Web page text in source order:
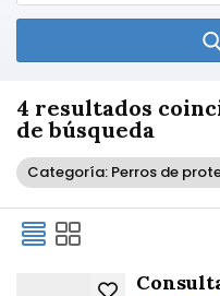
4 resultados
de búsqueda
Categoría: Perros de